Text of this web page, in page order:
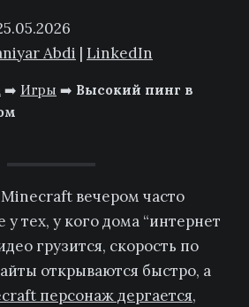
Abdi | LinkedIn
➡️ Игры ➡️ Высокий пинг в
вечером часто
у тех, у кого дома “интернет
грузится, скорость по
открываются быстро, а
персонаж дергается,